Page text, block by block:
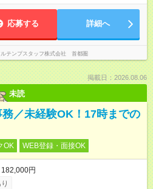
応募する 詳細へ
ルテンプスタッフ株式会社 首都圏
掲載日：2026.08.06
未読
／未経験OK！17時までの
OK WEB登録・面接OK
円